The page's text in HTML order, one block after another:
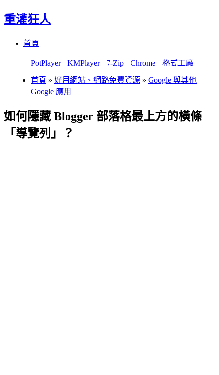
重灌狂人
首頁
PotPlayer KMPlayer 7-Zip Chrome 格式工廠
首頁 » 好用網站、網路免費資源 » Google 與其他
Google 應用
如何隱藏 Blogger 部落格最上方的橫條
「導覽列」？